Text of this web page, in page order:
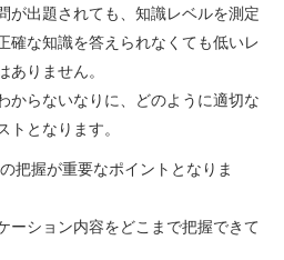
が出題されても、知識レベルを測定
確な知識を答えられなくても低いレ
りません。
からないなりに、どのように適切な
となります。
把握が重要なポイントとなりま
ーション内容をどこまで把握できて